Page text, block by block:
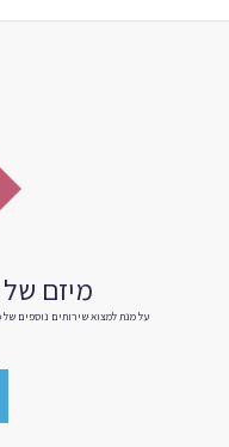
מיזם
על מנת למצוא שירותים נוספים